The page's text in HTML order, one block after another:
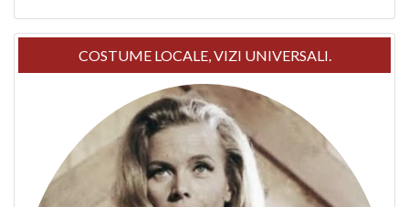
COSTUME LOCALE, VIZI UNIVERSALI.